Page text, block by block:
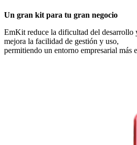
Un gran kit para tu gran negocio
EmKit reduce la dificultad del desarrollo
mejora la facilidad de gestión y uso,
permitiendo un entorno empresarial más